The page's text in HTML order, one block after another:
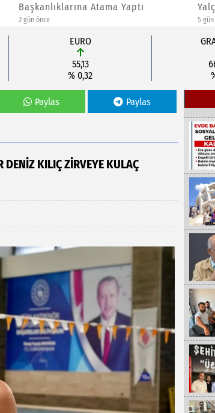
Yaptı
Yalçınkaya'ya Yeni Görev
EURO
55,13
% 0,32
Paylas Paylas
DENİZ KILIÇ ZİRVEYE KULAÇ